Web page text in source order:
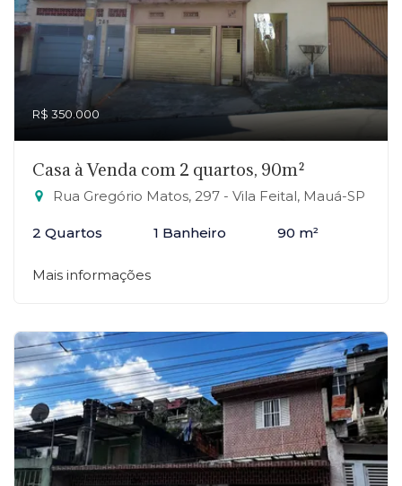
R$ 350.000
Casa à Venda com 2 quartos, 90m²
Rua Gregório Matos, 297 - Vila Feital, Mauá-SP
2 Quartos 1 Banheiro 90 m²
Mais informações